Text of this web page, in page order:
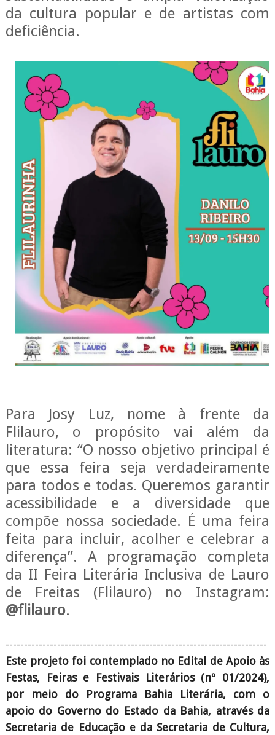
da cultura popular e de artistas com
deficiência.
Para Josy Luz, nome à frente da
Flilauro, o propósito vai além da
literatura: “O nosso objetivo principal é
que essa feira seja verdadeiramente
para todos e todas. Queremos garantir
acessibilidade e a diversidade que
compõe nossa sociedade. É uma feira
feita para incluir, acolher e celebrar a
diferença”. A programação completa
da II Feira Literária Inclusiva de Lauro
de Freitas (Flilauro) no Instagram:
@flilauro.
-----------------------------------------------------------------------
Este projeto foi contemplado no Edital de Apoio às
Festas, Feiras e Festivais Literários (nº 01/2024),
por meio do Programa Bahia Literária, com o
apoio do Governo do Estado da Bahia, através da
Secretaria de Educação e da Secretaria de Cultura,